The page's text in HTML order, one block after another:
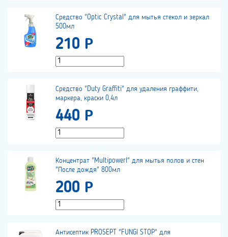
Средство "Optic Crystal" для мытья стекол и зеркал
500мл
210 Р
Средство "Duty Graffiti" для удаления граффити,
маркера, краски 0,4л
440 Р
Концентрат "Multipowerl" для мытья полов и стен
"После дождя" 800мл
200 Р
Антисептик PROSEPT "FUNGI STOP" для